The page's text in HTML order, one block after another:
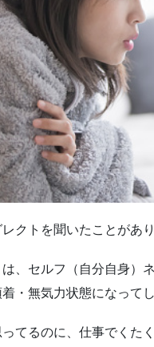
クトを聞いたことがあ
、セルフ（自分自身）
・無気力状態になって
てるのに、仕事でくた